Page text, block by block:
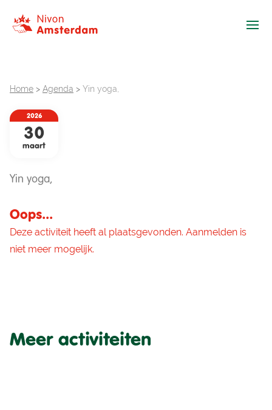
Home > Agenda > Yin yoga,
2026
30
maart
Yin yoga,
Oops...
Deze activiteit heeft al plaatsgevonden. Aanmelden is
niet meer mogelijk.
Meer activiteiten